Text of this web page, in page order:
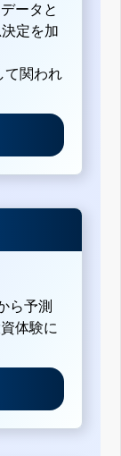
ータと
定を加
て関われ
ら予測
体験に